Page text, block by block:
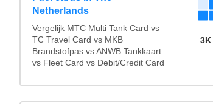
Netherlands
Vergelijk MTC Multi Tank Card vs
TC Travel Card vs MKB
Brandstofpas vs ANWB Tankkaart
vs Fleet Card vs Debit/Credit Card
3K